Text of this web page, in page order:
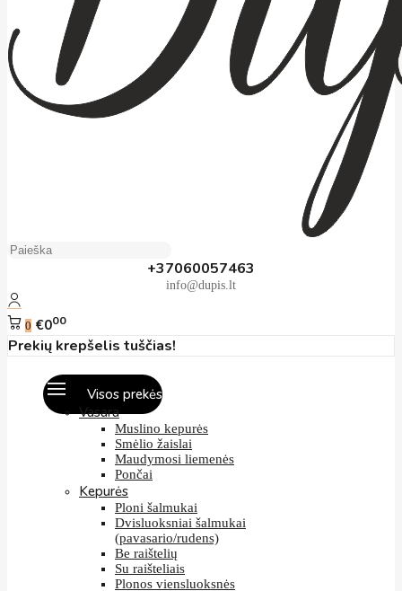
+37060057463
info@dupis.lt
0 €000
Prekių krepšelis tuščias!
Visos prekės
Vasara
Muslino kepurės
Smėlio žaislai
Maudymosi liemenės
Pončai
Kepurės
Ploni šalmukai
Dvisluoksniai šalmukai
(pavasario/rudens)
Be raištelių
Su raišteliais
Plonos viensluoksnės